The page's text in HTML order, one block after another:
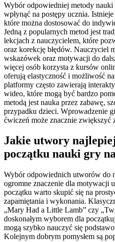
Wybór odpowiedniej metody nauki
wpłynąć na postępy ucznia.
które można dostosować do
Jedną z popularnych metod jest
lekcjach z nauczycielem, które
oraz korekcję błędów. Nauczyciel
wskazówek oraz motywacji do
więcej osób korzysta z kursów
oferują elastyczność i możliwość
platformy często zawierają
wideo, które mogą być bardzo
metodą jest nauka przez zabawę,
przypadku dzieci. Wprowadzenie
ćwiczeń może znacznie zwiększyć
Jakie utwory
początku nauki gry
Wybór odpowiednich utworów do
ogromne znaczenie dla motywacji
początku warto skupić się na
zapamiętania i wykonania.
„Mary Had a Little Lamb” czy
doskonałym wyborem dla
mogą szybko nauczyć się
Kolejnym dobrym pomysłem są